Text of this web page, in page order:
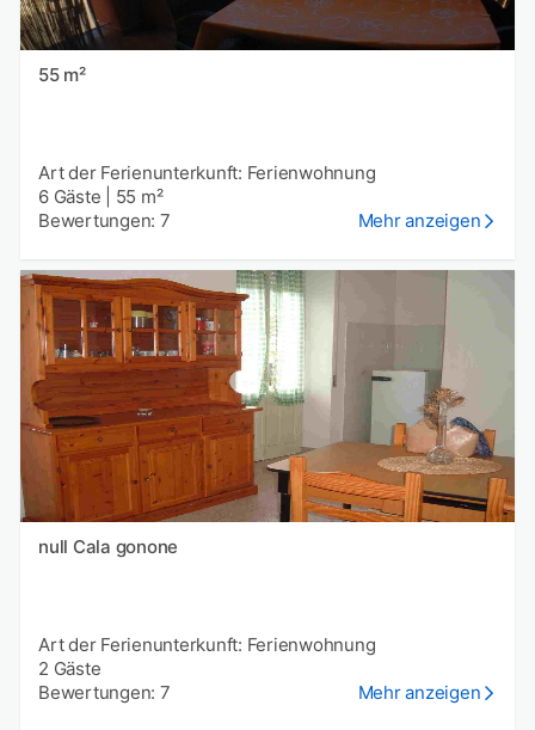
55 m²
Art der Ferienunterkunft: Ferienwohnung
6 Gäste
55 m²
Bewertungen: 7
Mehr anzeigen
null Cala gonone
Art der Ferienunterkunft: Ferienwohnung
2 Gäste
Bewertungen: 7
Mehr anzeigen